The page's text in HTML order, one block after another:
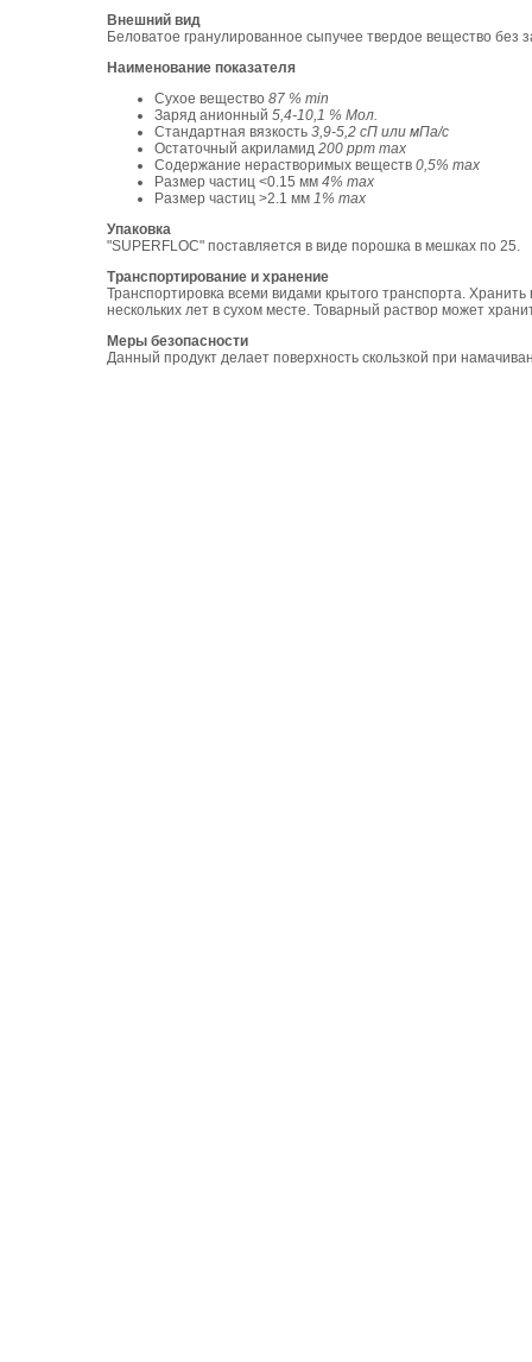
Внешний вид
Беловатое гранулированное сыпучее твердое вещество без
Наименование показателя
Сухое вещество 87 % min
Заряд анионный 5,4-10,1 % Мол.
Стандартная вязкость 3,9-5,2 сП или мПа/с
Остаточный акриламид 200 ppm max
Содержание нерастворимых веществ 0,5% max
Размер частиц <0.15 мм 4% max
Размер частиц >2.1 мм 1% max
Упаковка
"SUPERFLOC" поставляется в виде порошка в мешках по 25.
Транспортирование и хранение
Транспортировка всеми видами крытого транспорта.
нескольких лет в сухом месте. Товарный раствор может
Меры безопасности
Данный продукт делает поверхность скользкой при